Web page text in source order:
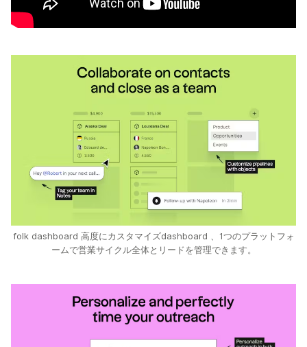
folk dashboard 高度にカスタマイズdashboard 、1つのプラットフォ
ームで営業サイクル全体とリードを管理できます。